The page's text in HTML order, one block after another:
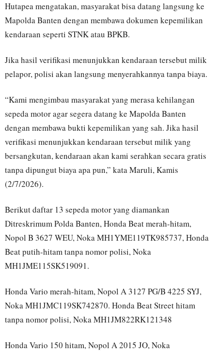
Hutapea mengatakan, masyarakat bisa datang langsung ke
Mapolda Banten dengan membawa dokumen kepemilikan
kendaraan seperti STNK atau BPKB.
Jika hasil verifikasi menunjukkan kendaraan tersebut milik
pelapor, polisi akan langsung menyerahkannya tanpa biaya.
“Kami mengimbau masyarakat yang merasa kehilangan
sepeda motor agar segera datang ke Mapolda Banten
dengan membawa bukti kepemilikan yang sah. Jika hasil
verifikasi menunjukkan kendaraan tersebut milik yang
bersangkutan, kendaraan akan kami serahkan secara gratis
tanpa dipungut biaya apa pun,” kata Maruli, Kamis
(2/7/2026).
Berikut daftar 13 sepeda motor yang diamankan
Ditreskrimum Polda Banten, Honda Beat merah-hitam,
Nopol B 3627 WEU, Noka MH1YME119TK985737, Honda
Beat putih-hitam tanpa nomor polisi, Noka
MH1JME115SK519091.
Honda Vario merah-hitam, Nopol A 3127 PG/B 4225 SYJ,
Noka MH1JMC119SK742870. Honda Beat Street hitam
tanpa nomor polisi, Noka MH1JM822RK121348
Honda Vario 150 hitam, Nopol A 2015 JO, Noka